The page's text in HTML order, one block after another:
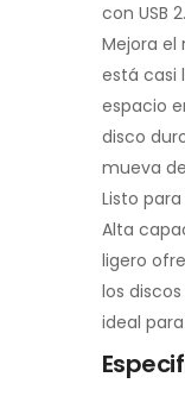
con USB
Mejora el
está casi
espacio
disco
mueva
Listo
Alta
ligero
los
ideal